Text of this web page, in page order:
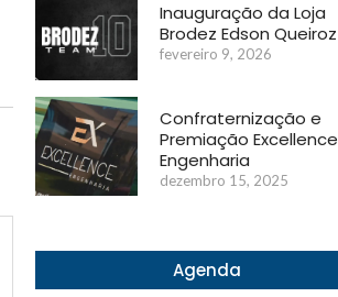
Inauguração da Loja
Brodez Edson Queiroz
fevereiro 9, 2026
Confraternização e
Premiação Excellence
Engenharia
dezembro 15, 2025
Agenda